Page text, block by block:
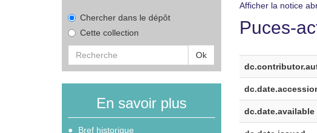
Chercher dans le dépôt
Cette collection
Ok
En savoir plus
Bref historique
Afficher la notice
Puces-
dc.date.available